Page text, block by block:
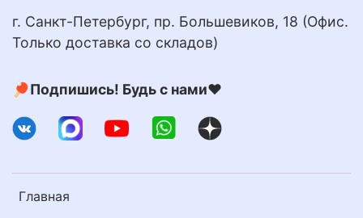
Главная
г. Санкт-Петербург, пр. Большевиков, 18 (Офис.
Только доставка со складов)
🏓Подпишись! Будь с нами❤️